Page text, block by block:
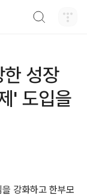
성장
' 도입을
강화하고 한부모